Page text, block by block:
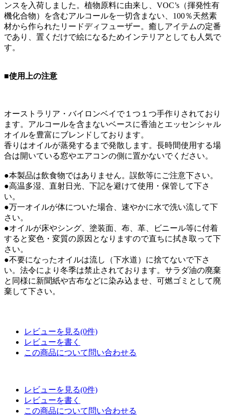
ンスを入荷しました。植物原料に由来し、VOC’s（揮発性有
機化合物）を含むアルコールを一切含まない、100％天然素
材から作られたリードディフューザー。癒しアイテムの定番
であり、置くだけで絵になるためインテリアとしても人気で
す。
■使用上の注意
オーストラリア・バイロンベイで１つ１つ手作りされており
ます。アルコールを含まないベースに香油とエッセンシャル
オイルを豊富にブレンドしております。
香りはオイルが蒸発するまで発散します。長時間使用する場
合は開いている窓やエアコンの側に置かないでください。
●本製品は飲食物ではありません。誤飲等にご注意下さい。
●高温多湿、直射日光、下記を避けて使用・保管して下さ
い。
●万一オイルが体についた場合、速やかに水で洗い流して下
さい。
●オイルが床やシング、塗装面、布、革、ビニール等に付着
すると変色・変質の原因となりますので直ちに拭き取って下
さい。
●不要になったオイルは流し（下水道）に捨てないで下さ
い。法令により冬季は禁止されております。サラダ油の廃棄
と同様に新聞紙や古布などに染み込ませ、可燃ゴミとして廃
棄して下さい。
レビューを見る(0件)
レビューを書く
この商品について問い合わせる
レビューを見る(0件)
レビューを書く
この商品について問い合わせる